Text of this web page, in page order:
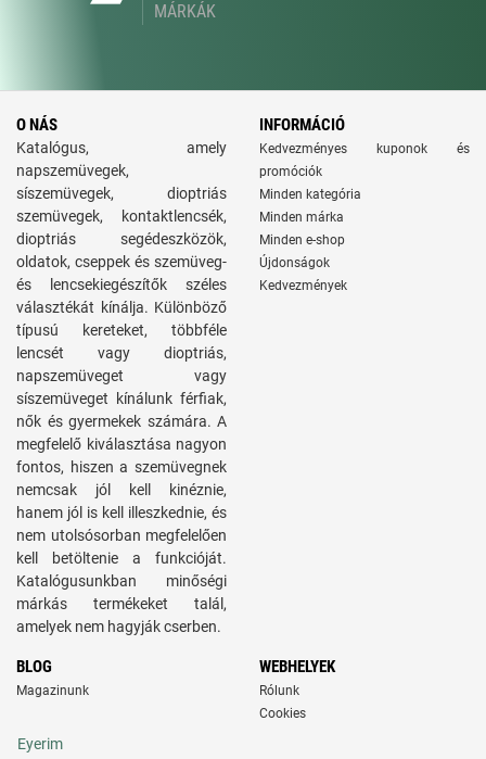
MÁRKÁK
O NÁS
Katalógus, amely
napszemüvegek,
síszemüvegek, dioptriás
szemüvegek, kontaktlencsék,
dioptriás segédeszközök,
oldatok, cseppek és szemüveg-
és lencsekiegészítők széles
választékát kínálja. Különböző
típusú kereteket, többféle
lencsét vagy dioptriás,
napszemüveget vagy
síszemüveget kínálunk férfiak,
nők és gyermekek számára. A
megfelelő kiválasztása nagyon
fontos, hiszen a szemüvegnek
nemcsak jól kell kinéznie,
hanem jól is kell illeszkednie, és
nem utolsósorban megfelelően
kell betöltenie a funkcióját.
Katalógusunkban minőségi
márkás termékeket talál,
amelyek nem hagyják cserben.
INFORMÁCIÓ
Kedvezményes kuponok és
promóciók
Minden kategória
Minden márka
Minden e-shop
Újdonságok
Kedvezmények
BLOG
Magazinunk
WEBHELYEK
Rólunk
Cookies
Eyerim